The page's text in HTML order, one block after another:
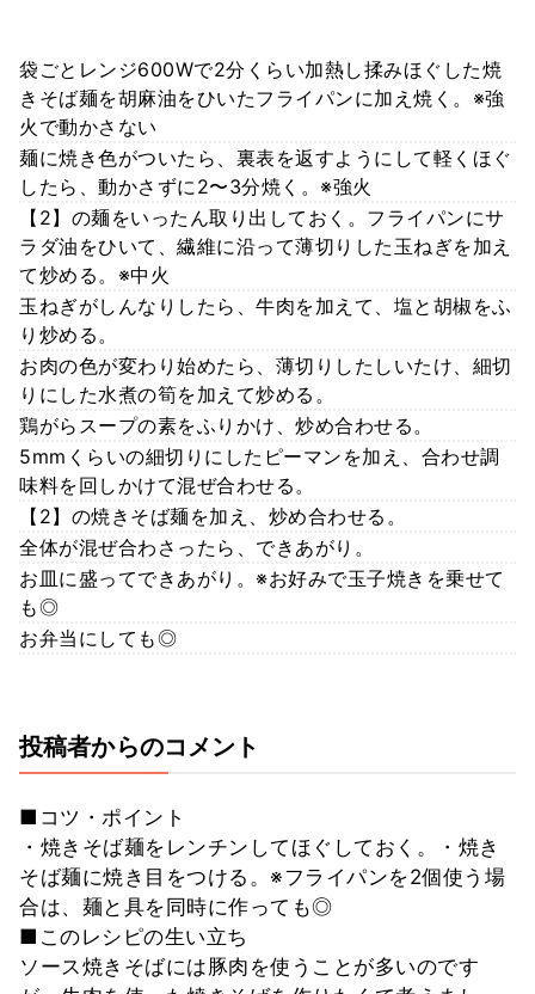
袋ごとレンジ600Wで2分くらい加熱し揉みほぐした焼
きそば麺を胡麻油をひいたフライパンに加え焼く。※強
火で動かさない
麺に焼き色がついたら、裏表を返すようにして軽くほぐ
したら、動かさずに2〜3分焼く。※強火
【2】の麺をいったん取り出しておく。フライパンにサ
ラダ油をひいて、繊維に沿って薄切りした玉ねぎを加え
て炒める。※中火
玉ねぎがしんなりしたら、牛肉を加えて、塩と胡椒をふ
り炒める。
お肉の色が変わり始めたら、薄切りしたしいたけ、細切
りにした水煮の筍を加えて炒める。
鶏がらスープの素をふりかけ、炒め合わせる。
5mmくらいの細切りにしたピーマンを加え、合わせ調
味料を回しかけて混ぜ合わせる。
【2】の焼きそば麺を加え、炒め合わせる。
全体が混ぜ合わさったら、できあがり。
お皿に盛ってできあがり。※お好みで玉子焼きを乗せて
も◎
お弁当にしても◎
投稿者からのコメント
■コツ・ポイント
・焼きそば麺をレンチンしてほぐしておく。・焼き
そば麺に焼き目をつける。※フライパンを2個使う場
合は、麺と具を同時に作っても◎
■このレシピの生い立ち
ソース焼きそばには豚肉を使うことが多いのです